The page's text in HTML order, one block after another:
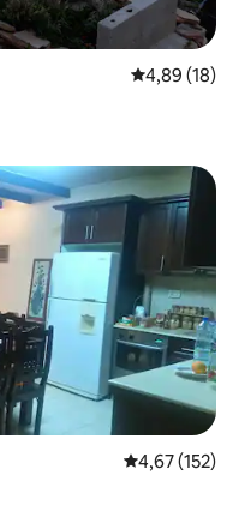
Calificación
4,89 (18)
Calificación
4,67 (152)